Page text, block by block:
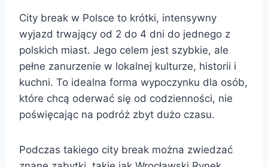
City break w Polsce to krótki, intensywny
wyjazd trwający od 2 do 4 dni do jednego z
polskich miast. Jego celem jest szybkie, ale
pełne zanurzenie w lokalnej kulturze, historii i
kuchni. To idealna forma wypoczynku dla osób,
które chcą oderwać się od codzienności, nie
poświęcając na podróż zbyt dużo czasu.
Podczas takiego city break można zwiedzać